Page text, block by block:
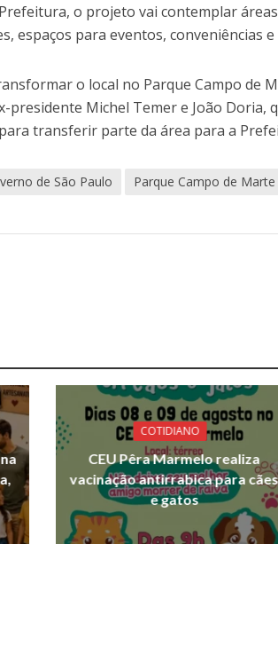
o projeto vai contemplar
espaços para eventos, conveniências
o local no Parque Campo de
presidente Michel Temer e João Doria,
transferir parte da área para a
de São Paulo Parque Campo de Marte
COTIDIANO
CEU Pêra Marmelo realiza
vacinação antirrabica para cães
e gatos